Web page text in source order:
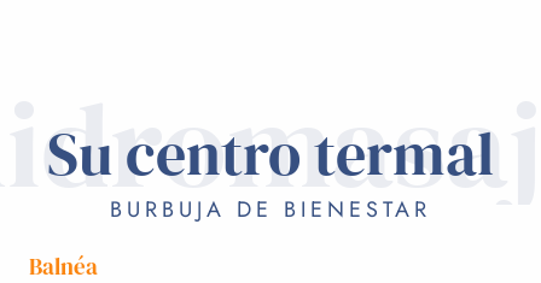
Su centro termal
BURBUJA DE BIENESTAR
Balnéa